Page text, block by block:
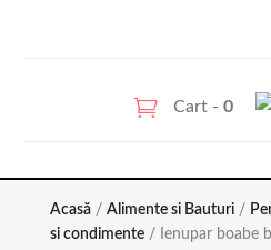
Cart - 0
Acasă/ Alimente si Bauturi/
si condimente/ Ienupar boabe